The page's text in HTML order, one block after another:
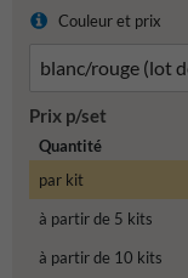
Couleur et prix
Prix p/set
Quantité
par kit
à partir de 5 kits
à partir de 10 kits